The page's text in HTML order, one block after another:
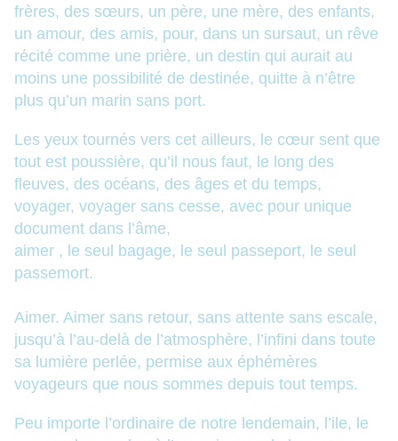
frères, des sœurs, un père, une mère, des enfants,
un amour, des amis, pour, dans un sursaut, un rêve
récité comme une prière, un destin qui aurait au
moins une possibilité de destinée, quitte à n’être
plus qu’un marin sans port.
Les yeux tournés vers cet ailleurs, le cœur sent que
tout est poussière, qu’il nous faut, le long des
fleuves, des océans, des âges et du temps,
voyager, voyager sans cesse, avec pour unique
document dans l’âme,
aimer , le seul bagage, le seul passeport, le seul
passemort.
Aimer. Aimer sans retour, sans attente sans escale,
jusqu’à l’au-delà de l’atmosphère, l’infini dans toute
sa lumière perlée, permise aux éphémères
voyageurs que nous sommes depuis tout temps.
Peu importe l’ordinaire de notre lendemain, l’ile, le